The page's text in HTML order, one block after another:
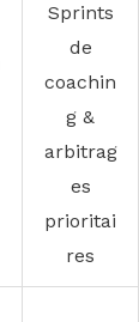
Sprints
de
coachin
g &
arbitrag
es
prioritai
res